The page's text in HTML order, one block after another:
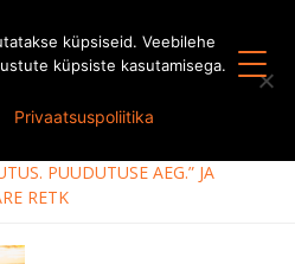
PUUDUTUSE AEG.” JA
RETK
küpsiseid. Veebilehe
küpsiste kasutamisega.
Privaatsuspoliitika